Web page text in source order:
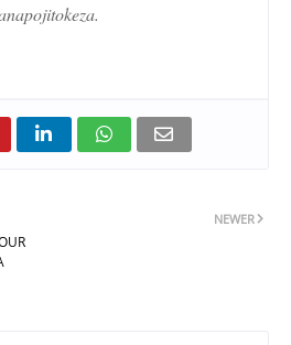
NEWER